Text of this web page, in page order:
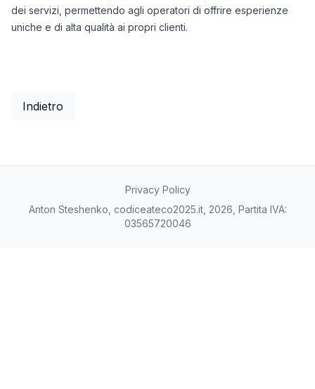
dei servizi, permettendo agli operatori di offrire esperienze
uniche e di alta qualità ai propri clienti.
Indietro
Privacy Policy
Anton Steshenko, codiceateco2025.it, 2026, Partita IVA:
03565720046